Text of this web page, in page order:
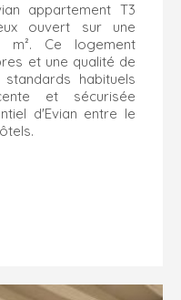
appartement T3
ouvert sur une
Ce logement
et une qualité de
habituels
et sécurisée
d'Evian entre le